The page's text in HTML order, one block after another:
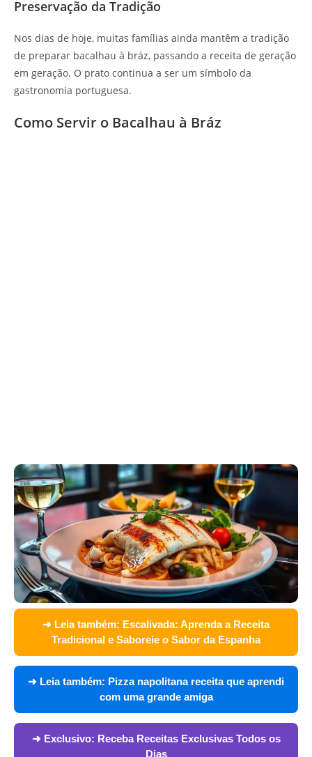
Preservação da Tradição
Nos dias de hoje, muitas famílias ainda mantêm a tradição
de preparar bacalhau à bráz, passando a receita de geração
em geração. O prato continua a ser um símbolo da
gastronomia portuguesa.
Como Servir o Bacalhau à Bráz
➜ Leia também: Escalivada: Aprenda a Receita
Tradicional e Saboreie o Sabor da Espanha
➜ Leia também: Pizza napolitana receita que aprendi
com uma grande amiga
➜ Exclusivo: Receba Receitas Exclusivas Todos os
Dias